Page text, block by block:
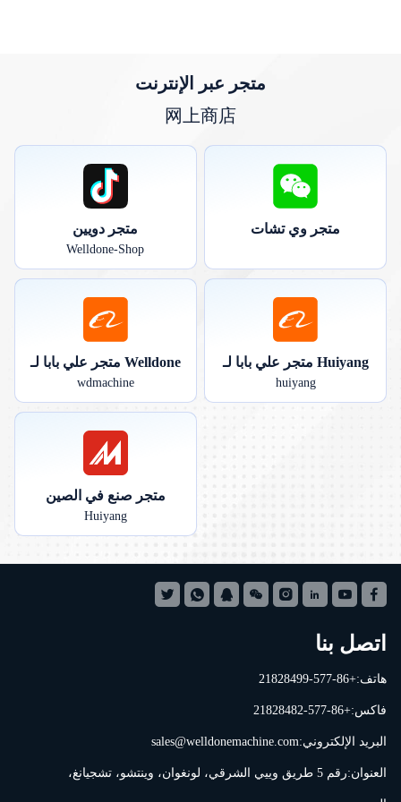
متجر عبر الإنترنت
网上商店
متجر دويين
Welldone-Shop
متجر وي تشات
متجر علي بابا لـ Welldone
wdmachine
متجر علي بابا لـ Huiyang
huiyang
متجر صنع في الصين
Huiyang
اتصل بنا
هاتف:+86-577-21828499
فاكس:+86-577-21828482
البريد الإلكتروني:sales@welldonemachine.com
العنوان:رقم 5 طريق وييي الشرقي، لونغوان، وينتشو، تشجيانغ،